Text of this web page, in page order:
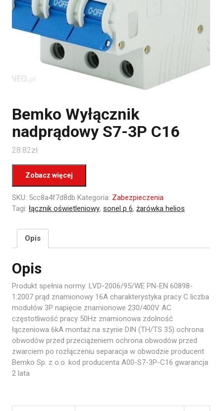
Bemko Wyłącznik
nadprądowy S7-3P C16
28.82zł
Zobacz więcej
SKU: 5cc8a4f7d8db Kategoria: Zabezpieczenia
Tagi: łącznik oświetleniowy, sonel p 6, żarówka helios
Opis
Opis
Produkt spełnia normy: LVD-2006/95/WE PN-EN 60898-
1:2007 prąd znamionowy 16A charakterystyka pracy C liczba
modułów 3P napięcie znamionowe 230/400V AC
częstotliwość pracy 50Hz znamionowa zdolność
łączeniowa 6kA montaż na szynie DIN (TH/TS 35) ochrona
obwodów przed przeciążeniem ochrona obwodów przed
zwarciem po rozłączeniu separacja w obwodzie producent
Bemko Sp. z o.o. kod producenta A00-S7-3P-C16 gwarancja
2 lata